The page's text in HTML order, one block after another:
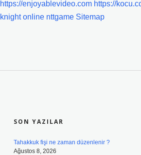
https://enjoyablevideo.com https://
knight online nttgame Sitemap
SON YAZILAR
Tahakkuk fişi ne zaman düzenlenir ?
Ağustos 8, 2026